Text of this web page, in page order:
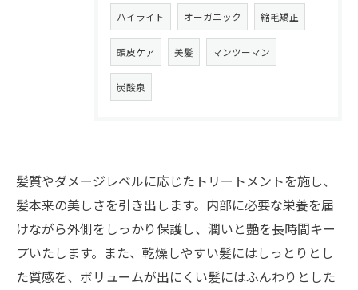
ハイライト オーガニック 縮毛矯正
頭皮ケア 美髪 マンツーマン
炭酸泉
髪質やダメージレベルに応じたトリートメントを施し、
髪本来の美しさを引き出します。内部に必要な栄養を届
けながら外側をしっかり保護し、潤いと艶を長時間キー
プいたします。また、乾燥しやすい髪にはしっとりとし
た質感を、ボリュームが出にくい髪にはふんわりとした